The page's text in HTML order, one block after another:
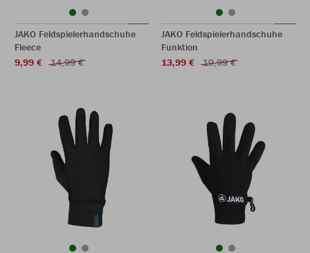
JAKO Feldspielerhandschuhe
Fleece
9,99 €
14,99 €
JAKO Feldspielerhandschuhe
Funktion
13,99 €
19,99 €